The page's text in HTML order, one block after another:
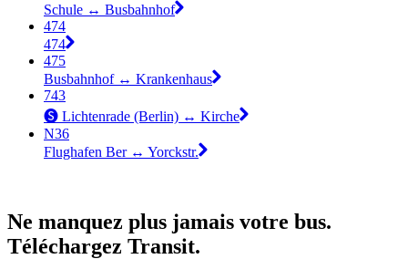
Schule ↔︎ Busbahnhof
474
474
475
Busbahnhof ↔︎ Krankenhaus
743
🅢 Lichtenrade (Berlin) ↔︎ Kirche
N36
Flughafen Ber ↔︎ Yorckstr.
Ne manquez plus jamais votre bus.
Téléchargez Transit.